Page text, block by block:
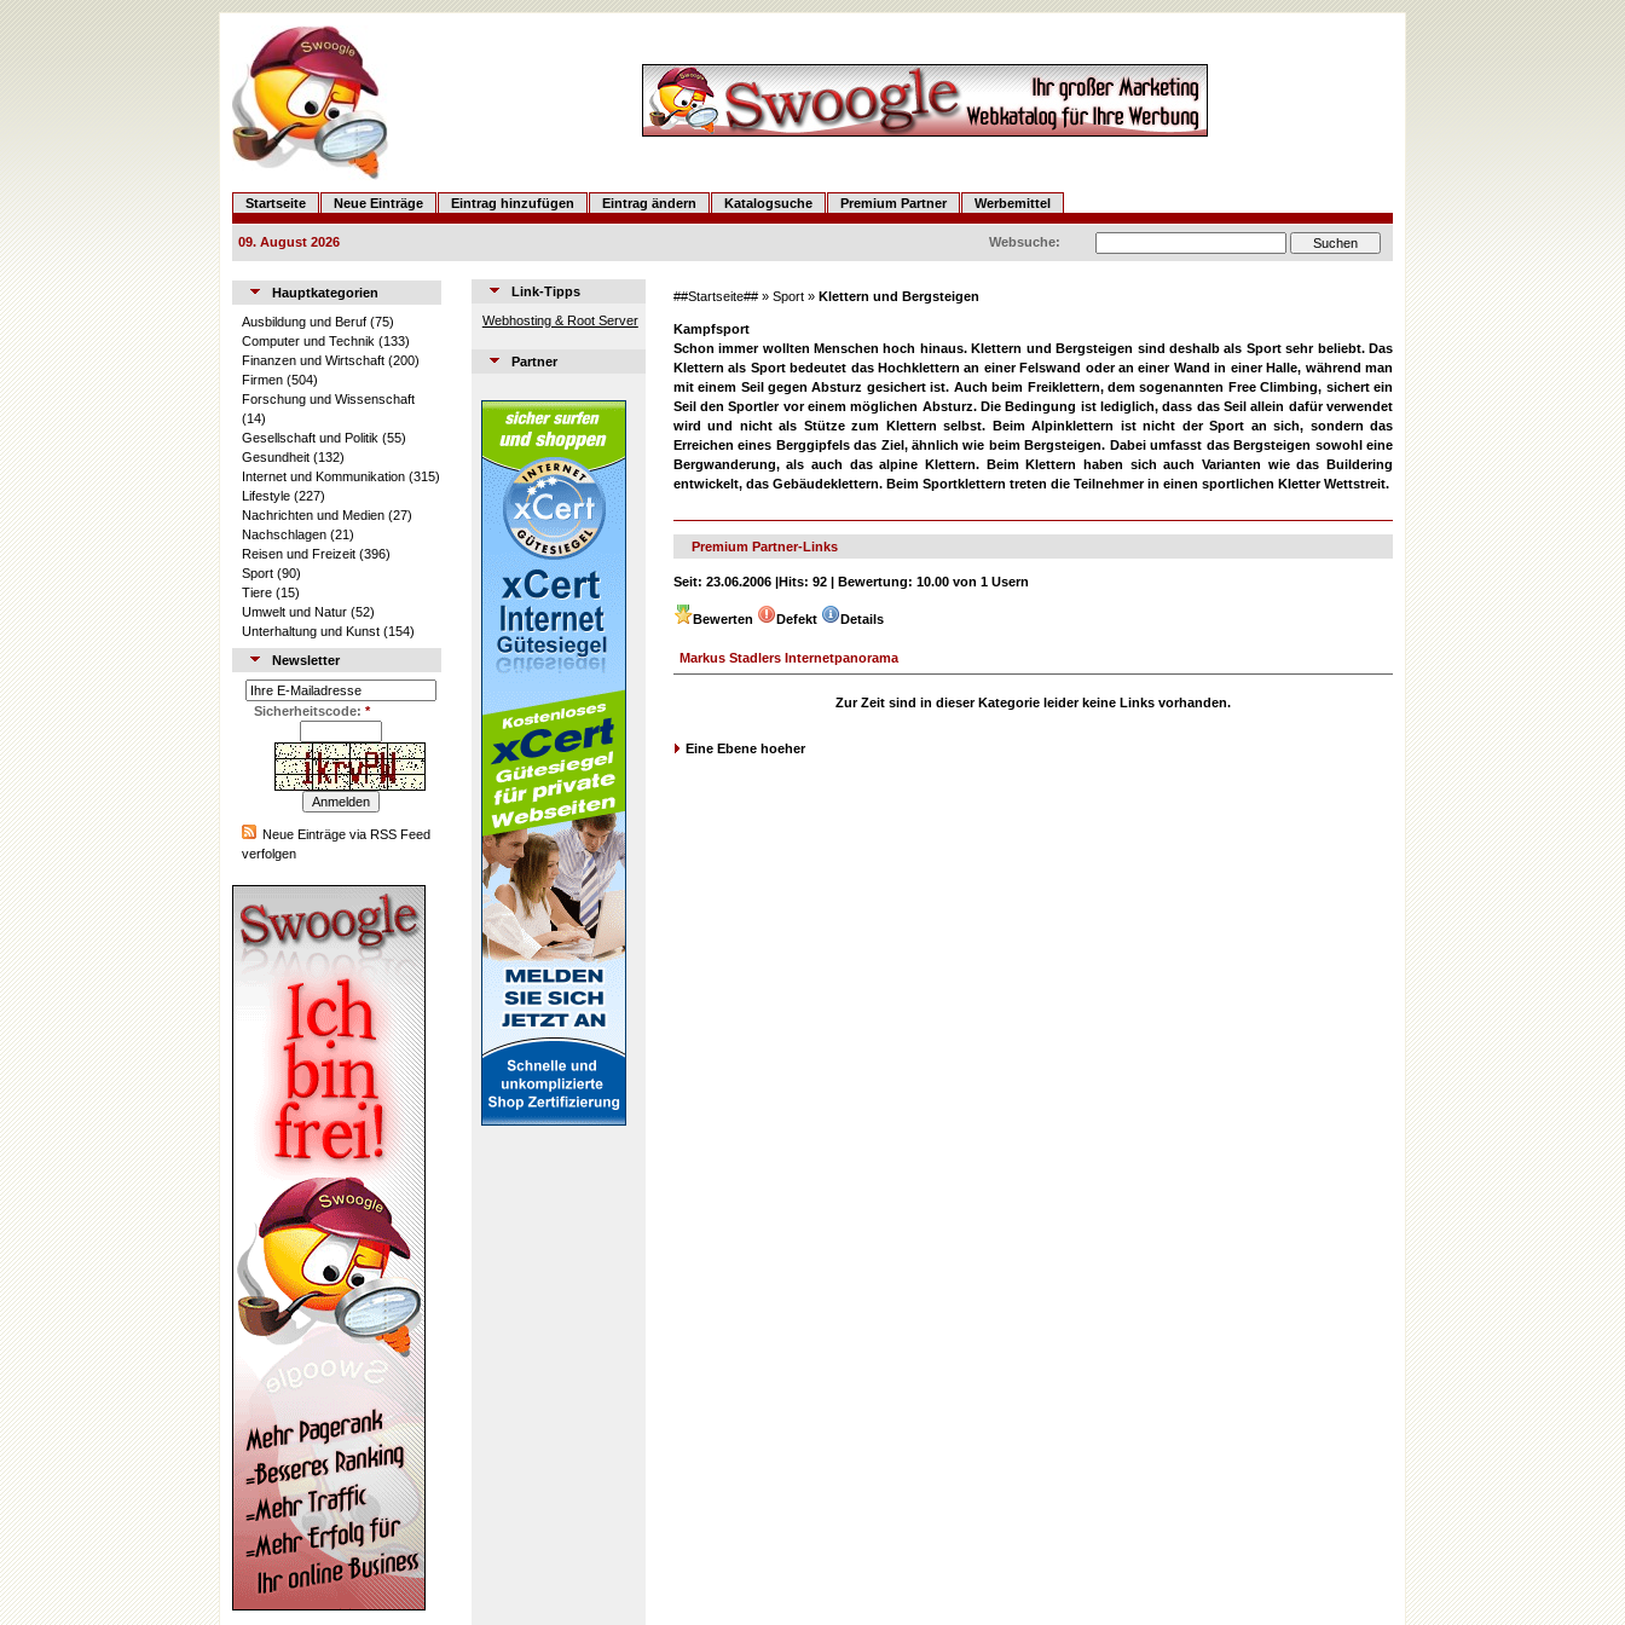
Startseite Neue Einträge Eintrag hinzufügen Eintrag ändern Katalogsuche Premium Partner Werbemittel
09. August 2026 Websuche:
Hauptkategorien
Ausbildung und Beruf (75)
Computer und Technik (133)
Finanzen und Wirtschaft (200)
Firmen (504)
Forschung und Wissenschaft
(14)
Gesellschaft und Politik (55)
Gesundheit (132)
Internet und Kommunikation (315)
Lifestyle (227)
Nachrichten und Medien (27)
Nachschlagen (21)
Reisen und Freizeit (396)
Sport (90)
Tiere (15)
Umwelt und Natur (52)
Unterhaltung und Kunst (154)
Newsletter
Sicherheitscode: *
Neue Einträge via RSS Feed
verfolgen
Link-Tipps
Webhosting & Root Server
Partner
##Startseite##» Sport» Klettern und Bergsteigen
Kampfsport
Schon immer wollten Menschen hoch hinaus. Klettern und Bergsteigen sind deshalb als Sport sehr beliebt. Das
Klettern als Sport bedeutet das Hochklettern an einer Felswand oder an einer Wand in einer Halle, während man
mit einem Seil gegen Absturz gesichert ist. Auch beim Freiklettern, dem sogenannten Free Climbing, sichert ein
Seil den Sportler vor einem möglichen Absturz. Die Bedingung ist lediglich, dass das Seil allein dafür verwendet
wird und nicht als Stütze zum Klettern selbst. Beim Alpinklettern ist nicht der Sport an sich, sondern das
Erreichen eines Berggipfels das Ziel, ähnlich wie beim Bergsteigen. Dabei umfasst das Bergsteigen sowohl eine
Bergwanderung, als auch das alpine Klettern. Beim Klettern haben sich auch Varianten wie das Buildering
entwickelt, das Gebäudeklettern. Beim Sportklettern treten die Teilnehmer in einen sportlichen Kletter Wettstreit.
Premium Partner-Links
Seit: 23.06.2006 |Hits: 92 | Bewertung: 10.00 von 1 Usern
Bewerten Defekt Details
Markus Stadlers Internetpanorama
Zur Zeit sind in dieser Kategorie leider keine Links vorhanden.
Eine Ebene hoeher